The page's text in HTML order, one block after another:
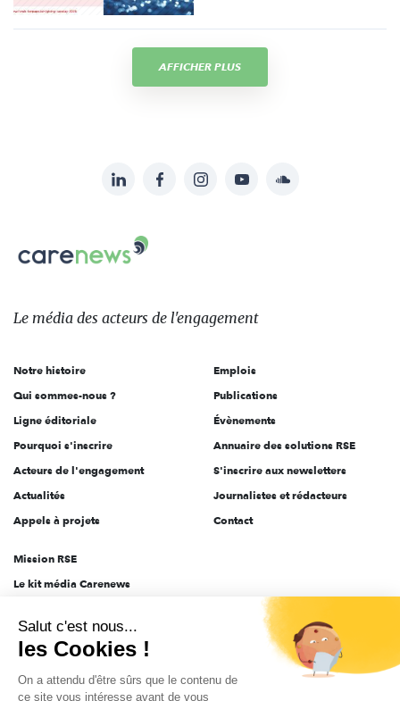
AFFICHER PLUS
sur:
LinkedInFacebookInstagramYouTubeSoundcloud
Le
des
l'engagement
Le média des acteurs de l'engagement
Notre histoire
Qui sommes-nous ?
Ligne éditoriale
Pourquoi s'inscrire
Acteurs de l'engagement
Actualités
Appels à projets
Emplois
Publications
Évènements
Annuaire des solutions RSE
S'inscrire aux newsletters
Journalistes et rédacteurs
Contact
Mission RSE
Le kit média Carenews
AEF info
Novethic
PRODURABLE
Salut c'est nous...
les Cookies !
On a attendu d'être sûrs que le contenu de
ce site vous intéresse avant de vous